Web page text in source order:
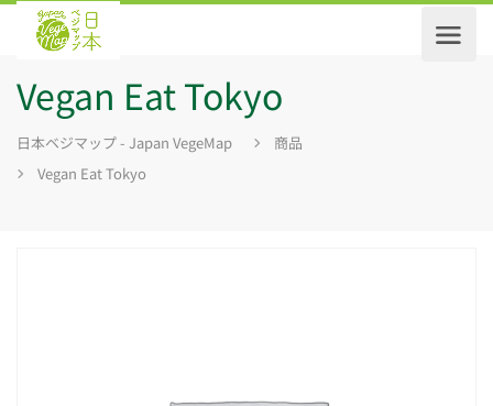
Vegan Eat Tokyo
日本ベジマップ - Japan VegeMap
商品
Vegan Eat Tokyo